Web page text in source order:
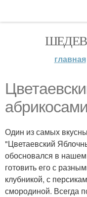
главная
Один из самых
"Цветаевский
обосновался в
готовить его с
клубникой, с
смородиной. Всегда